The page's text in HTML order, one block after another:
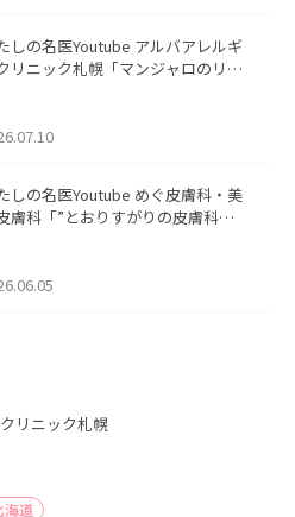
しの名医Youtube アルバアレルギ
リニック札幌「マンジャロのリア
しの名医Youtube めぐ皮膚科・美
膚科「”とおりすがりの皮膚科
リニック札幌
海道